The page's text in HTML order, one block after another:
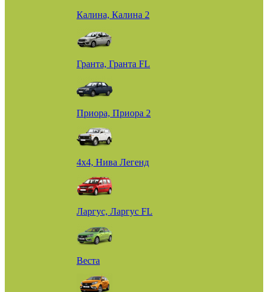
Калина, Калина 2
Гранта, Гранта FL
Приора, Приора 2
4х4, Нива Легенд
Ларгус, Ларгус FL
Веста